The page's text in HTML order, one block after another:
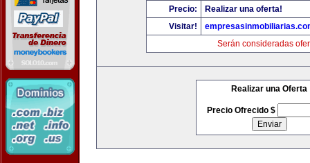
Precio:
Realizar una oferta!
Visitar!
Serán consideradas
Realizar una Oferta
Precio Ofrecido $